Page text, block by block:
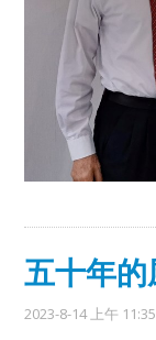
五十年的
2023-8-14 上午 11:35